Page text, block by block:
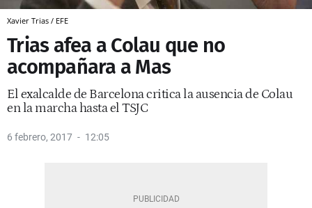
Xavier Trias / EFE
Trias afea a Colau que no
acompañara a Mas
El exalcalde de Barcelona critica la ausencia de Colau
en la marcha hasta el TSJC
6 febrero, 2017 12:05